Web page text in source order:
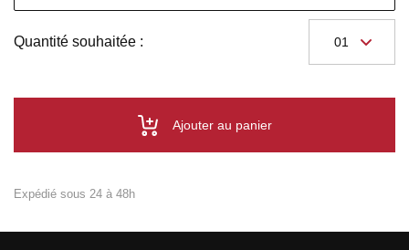
Quantité souhaitée :
Ajouter au panier
Expédié sous 24 à 48h